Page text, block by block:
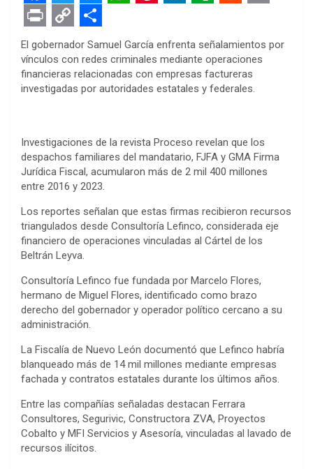
F
a
c
e
o
k
T
w
i
t
r
M
e
s
s
g
e
r
h
a
t
p
p
i
n
t
e
s
i
n
k
I
n
v
e
r
t
e
e
d
d
m
a
i
P
r
i
C
o
p
i
n
k
S
h
a
El gobernador Samuel García enfrenta señalamientos por
vínculos con redes criminales mediante operaciones
financieras relacionadas con empresas factureras
investigadas por autoridades estatales y federales.
Investigaciones de la revista Proceso revelan que los
despachos familiares del mandatario, FJFA y GMA Firma
Jurídica Fiscal, acumularon más de 2 mil 400 millones
entre 2016 y 2023.
Los reportes señalan que estas firmas recibieron recursos
triangulados desde Consultoría Lefinco, considerada eje
financiero de operaciones vinculadas al Cártel de los
Beltrán Leyva.
Consultoría Lefinco fue fundada por Marcelo Flores,
hermano de Miguel Flores, identificado como brazo
derecho del gobernador y operador político cercano a su
administración.
La Fiscalía de Nuevo León documentó que Lefinco habría
blanqueado más de 14 mil millones mediante empresas
fachada y contratos estatales durante los últimos años.
Entre las compañías señaladas destacan Ferrara
Consultores, Segurivic, Constructora ZVA, Proyectos
Cobalto y MFI Servicios y Asesoría, vinculadas al lavado de
recursos ilícitos.